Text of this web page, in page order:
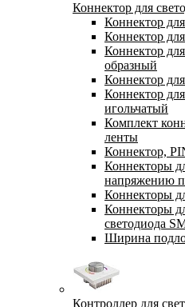
Коннектор для
Коннектор
Коннектор
Коннектор
образный
Коннектор
Коннектор
игольчатый
Комплект
ленты
Коннектор,
Коннекторы
напряжению
Коннекторы
Коннекторы
светодиода
Ширина
Контроллер для